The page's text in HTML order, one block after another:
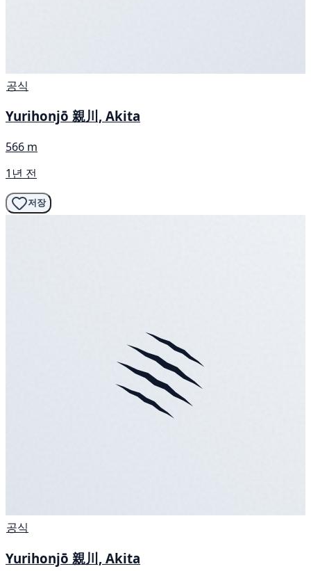
공식
Yurihonjō 親川, Akita
566 m
1년 전
저장
공식
Yurihonjō 親川, Akita